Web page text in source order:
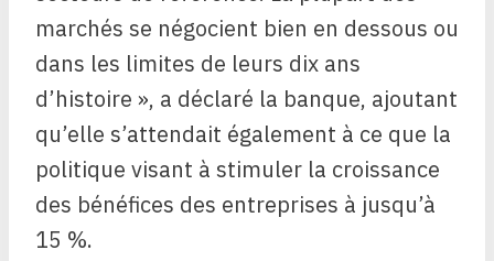
marchés se négocient bien en dessous ou
dans les limites de leurs dix ans
d’histoire », a déclaré la banque, ajoutant
qu’elle s’attendait également à ce que la
politique visant à stimuler la croissance
des bénéfices des entreprises à jusqu’à
15 %.